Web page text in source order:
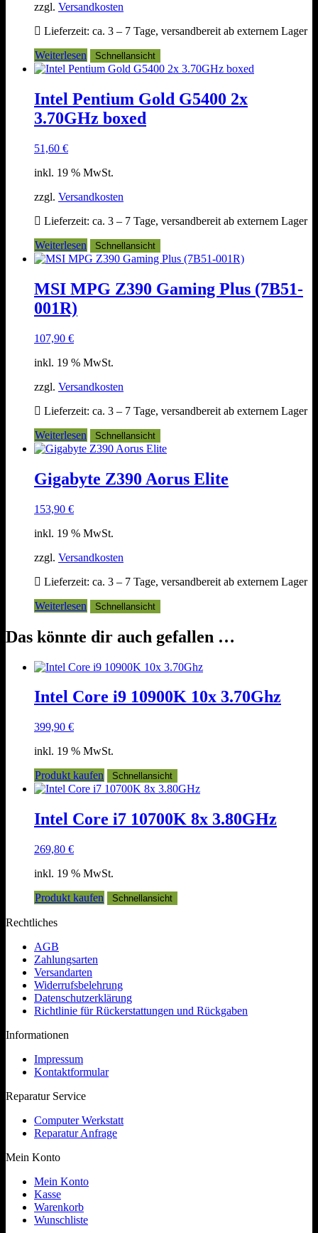
zzgl. Versandkosten
Lieferzeit: ca. 3 – 7 Tage, versandbereit ab externem Lager
Weiterlesen
Schnellansicht
Intel Pentium Gold G5400 2x
3.70GHz boxed
51,60 €
inkl. 19 % MwSt.
zzgl. Versandkosten
Lieferzeit: ca. 3 – 7 Tage, versandbereit ab externem Lager
Weiterlesen
Schnellansicht
MSI MPG Z390 Gaming Plus (7B51-
001R)
107,90 €
inkl. 19 % MwSt.
zzgl. Versandkosten
Lieferzeit: ca. 3 – 7 Tage, versandbereit ab externem Lager
Weiterlesen
Schnellansicht
Gigabyte Z390 Aorus Elite
153,90 €
inkl. 19 % MwSt.
zzgl. Versandkosten
Lieferzeit: ca. 3 – 7 Tage, versandbereit ab externem Lager
Weiterlesen
Schnellansicht
Das könnte dir auch gefallen …
Intel Core i9 10900K 10x 3.70Ghz
399,90 €
inkl. 19 % MwSt.
Produkt kaufen
Schnellansicht
Intel Core i7 10700K 8x 3.80GHz
269,80 €
inkl. 19 % MwSt.
Produkt kaufen
Schnellansicht
Rechtliches
AGB
Zahlungsarten
Versandarten
Widerrufsbelehrung
Datenschutzerklärung
Richtlinie für Rückerstattungen und Rückgaben
Informationen
Impressum
Kontaktformular
Reparatur Service
Computer Werkstatt
Reparatur Anfrage
Mein Konto
Mein Konto
Kasse
Warenkorb
Wunschliste